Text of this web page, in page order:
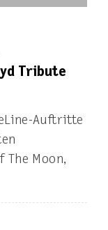
Tribute
Auftritte
The Moon,